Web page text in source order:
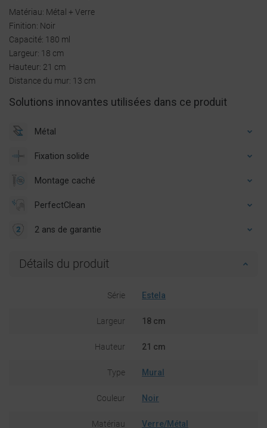
Matériau: Métal + Verre
Finition: Noir
Capacité: 180 ml
Largeur: 18 cm
Hauteur: 21 cm
Distance du mur: 13 cm
Solutions innovantes utilisées dans ce produit
Métal
Fixation solide
Montage caché
PerfectClean
2 ans de garantie
Détails du produit
Série Estela
Largeur 18 cm
Hauteur 21 cm
Type Mural
Couleur Noir
Matériau Verre/Métal